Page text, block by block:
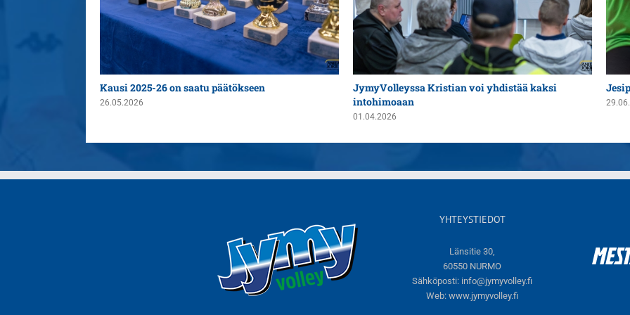
Kausi 2025-26 on saatu päätökseen
26.05.2026
JymyVolleyssa Kristian voi yhdistää kaksi
intohimoaan
01.04.2026
YHTEYSTIEDOT
Länsitie 30,
60550 NURMO
Sähköposti: info@jymyvolley.fi
Web:www.jymyvolley.fi